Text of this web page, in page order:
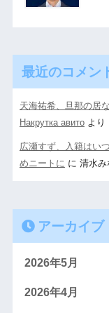
最近のコメン
天海祐希、旦那の居
Накрутка авитоより
広瀬すず、入籍はい
めニートに に 清水み
アーカイブ
2026年5月
2026年4月